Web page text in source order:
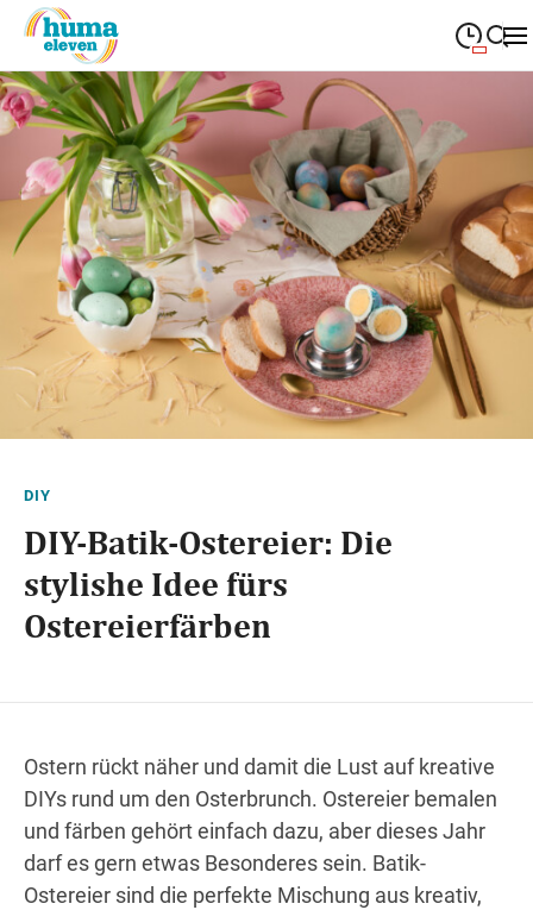
Suche schließen
Montag
MONTAG
Dienstag
DIENSTAG 09:00
Mittwoch
MITTWOCH 09:00 — 19:00
Donnerstag
DONNERSTAG 09:00—19:00
Freitag
FREITAG 09:00 —19:00
SAMSTAG 09:00 —18:00
Wegbeschreibung
DIY
DIY-Batik-Ostereier: Die
stylishe Idee fürs
Ostereierfärben
Ostern rückt näher und damit die Lust auf kreative
DIYs rund um den Osterbrunch. Ostereier bemalen
und färben gehört einfach dazu, aber dieses Jahr
darf es gern etwas Besonderes sein. Batik-
Ostereier sind die perfekte Mischung aus kreativ,